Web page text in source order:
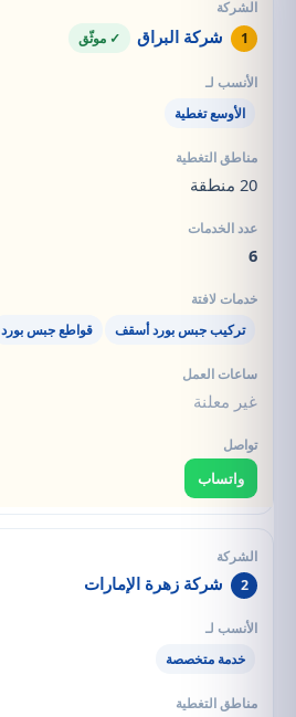
1 شركة البراق ✓ موثّق
الأوسع تغطية
20 منطقة
6
تركيب جبس بورد أسقف قواطع جبس بورد
غير معلنة
واتساب
2 شركة زهرة الإمارات
خدمة متخصصة